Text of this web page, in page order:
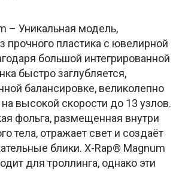
– Уникальная модель,
прочного пластика с ювелирной
большой интегрированной
быстро заглубляется,
балансировке, великолепно
высокой скорости до 13 узлов.
фольга, размещенная внутри
тела, отражает свет и создаёт
блики. X-Rap® Magnum
для троллинга, однако эти